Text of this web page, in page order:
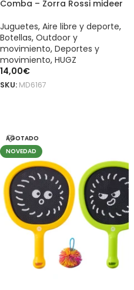
Comba – Zorra Rossi mideer
Juguetes, Aire libre y deporte,
Botellas, Outdoor y
movimiento, Deportes y
movimiento, HUGZ
14,00€
SKU: MD6167
AGOTADO
NOVEDAD